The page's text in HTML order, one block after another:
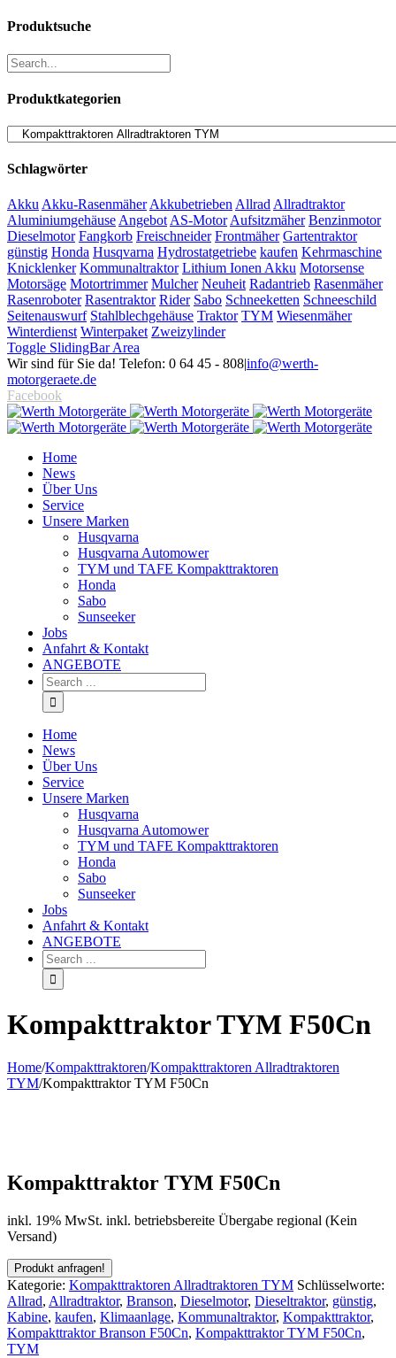
Produktsuche
Produktkategorien
Schlagwörter
Akku Akku-Rasenmäher Akkubetrieben Allrad Allradtraktor
Aluminiumgehäuse Angebot AS-Motor Aufsitzmäher Benzinmotor
Dieselmotor Fangkorb Freischneider Frontmäher Gartentraktor
günstig Honda Husqvarna Hydrostatgetriebe kaufen Kehrmaschine
Knicklenker Kommunaltraktor Lithium Ionen Akku Motorsense
Motorsäge Motortrimmer Mulcher Neuheit Radantrieb Rasenmäher
Rasenroboter Rasentraktor Rider Sabo Schneeketten Schneeschild
Seitenauswurf Stahlblechgehäuse Traktor TYM Wiesenmäher
Winterdienst Winterpaket Zweizylinder
Toggle SlidingBar Area
Wir sind für Sie da! Telefon: 0 64 45 - 808|info@werth-
motorgeraete.de
Facebook
Home
News
Über Uns
Service
Unsere Marken
Husqvarna
Husqvarna Automower
TYM und TAFE Kompakttraktoren
Honda
Sabo
Sunseeker
Jobs
Anfahrt & Kontakt
ANGEBOTE
Home
News
Über Uns
Service
Unsere Marken
Husqvarna
Husqvarna Automower
TYM und TAFE Kompakttraktoren
Honda
Sabo
Sunseeker
Jobs
Anfahrt & Kontakt
ANGEBOTE
Kompakttraktor TYM F50Cn
Home/Kompakttraktoren/Kompakttraktoren Allradtraktoren
TYM/Kompakttraktor TYM F50Cn
Kompakttraktor TYM F50Cn
inkl. 19% MwSt. inkl. betriebsbereite Übergabe regional (Kein
Versand)
Kategorie: Kompakttraktoren Allradtraktoren TYM Schlüsselworte:
Allrad, Allradtraktor, Branson, Dieselmotor, Dieseltraktor, günstig,
Kabine, kaufen, Klimaanlage, Kommunaltraktor, Kompakttraktor,
Kompakttraktor Branson F50Cn, Kompakttraktor TYM F50Cn,
TYM